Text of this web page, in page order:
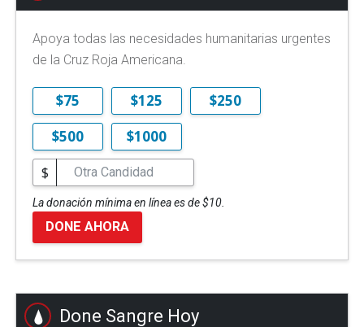
Apoya todas las necesidades humanitarias urgentes
de la Cruz Roja Americana.
$75 $125
$250
$500
$1000
$
La donación mínima en línea es de $10.
DONE AHORA
Done Sangre Hoy